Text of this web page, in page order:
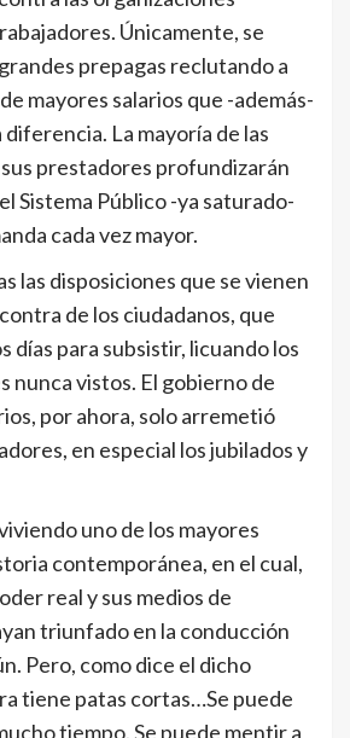
Únicamente, se
prepagas reclutando a
mayores salarios que -además-
La mayoría de las
sus prestadores profundizarán
Sistema Público -ya saturado-
cada vez mayor.
las disposiciones que se vienen
de los ciudadanos, que
días para subsistir, licuando los
nunca vistos. El gobierno de
por ahora, solo arremetió
en especial los jubilados y
uno de los mayores
contemporánea, en el cual,
real y sus medios de
triunfado en la conducción
Pero, como dice el dicho
tiene patas cortas…Se puede
tiempo. Se puede mentir a